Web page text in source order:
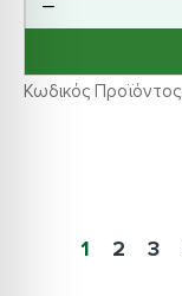
Κωδικός Προϊόντος:
1 2 3